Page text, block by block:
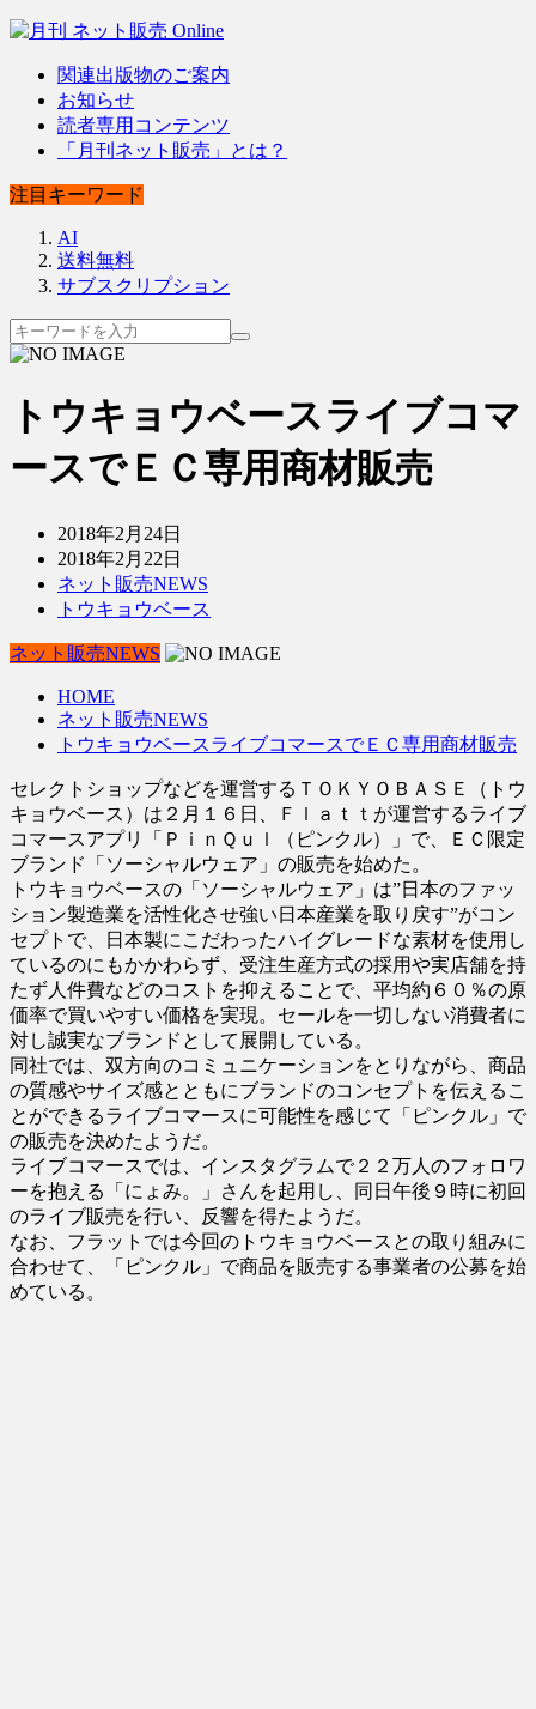
関連出版物のご案内
お知らせ
読者専用コンテンツ
「月刊ネット販売」とは？
注目キーワード
AI
送料無料
サブスクリプション
トウキョウベースライブコマ
ースでＥＣ専用商材販売
2018年2月24日
2018年2月22日
ネット販売NEWS
トウキョウベース
ネット販売NEWS
HOME
ネット販売NEWS
トウキョウベースライブコマースでＥＣ専用商材販売
セレクトショップなどを運営するＴＯＫＹＯＢＡＳＥ（トウ
キョウベース）は２月１６日、Ｆｌａｔｔが運営するライブ
コマースアプリ「ＰｉｎＱｕｌ（ピンクル）」で、ＥＣ限定
ブランド「ソーシャルウェア」の販売を始めた。
トウキョウベースの「ソーシャルウェア」は”日本のファッ
ション製造業を活性化させ強い日本産業を取り戻す”がコン
セプトで、日本製にこだわったハイグレードな素材を使用し
ているのにもかかわらず、受注生産方式の採用や実店舗を持
たず人件費などのコストを抑えることで、平均約６０％の原
価率で買いやすい価格を実現。セールを一切しない消費者に
対し誠実なブランドとして展開している。
同社では、双方向のコミュニケーションをとりながら、商品
の質感やサイズ感とともにブランドのコンセプトを伝えるこ
とができるライブコマースに可能性を感じて「ピンクル」で
の販売を決めたようだ。
ライブコマースでは、インスタグラムで２２万人のフォロワ
ーを抱える「にょみ。」さんを起用し、同日午後９時に初回
のライブ販売を行い、反響を得たようだ。
なお、フラットでは今回のトウキョウベースとの取り組みに
合わせて、「ピンクル」で商品を販売する事業者の公募を始
めている。